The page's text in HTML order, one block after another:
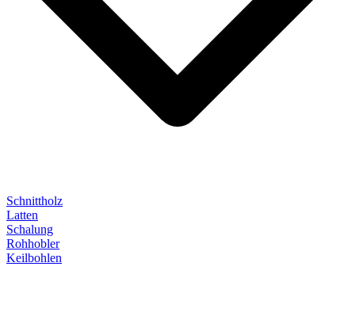
Schnittholz
Latten
Schalung
Rohhobler
Keilbohlen